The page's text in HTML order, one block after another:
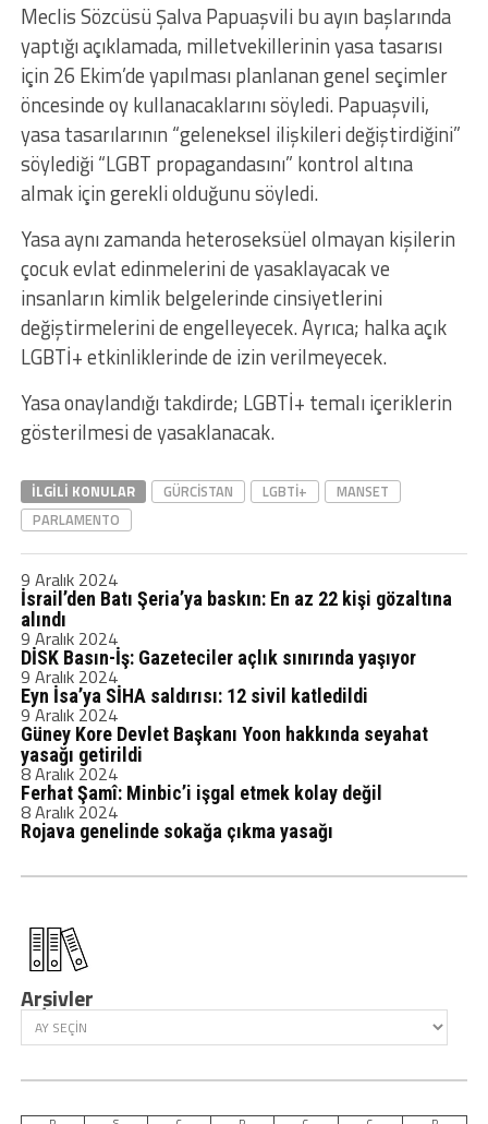
Meclis Sözcüsü Şalva Papuaşvili bu ayın başlarında
yaptığı açıklamada, milletvekillerinin yasa tasarısı
için 26 Ekim’de yapılması planlanan genel seçimler
öncesinde oy kullanacaklarını söyledi. Papuaşvili,
yasa tasarılarının “geleneksel ilişkileri değiştirdiğini”
söylediği “LGBT propagandasını” kontrol altına
almak için gerekli olduğunu söyledi.
Yasa aynı zamanda heteroseksüel olmayan kişilerin
çocuk evlat edinmelerini de yasaklayacak ve
insanların kimlik belgelerinde cinsiyetlerini
değiştirmelerini de engelleyecek. Ayrıca; halka açık
LGBTİ+ etkinliklerinde de izin verilmeyecek.
Yasa onaylandığı takdirde; LGBTİ+ temalı içeriklerin
gösterilmesi de yasaklanacak.
İLGILI KONULAR GÜRCISTAN LGBTİ+
MANSET
PARLAMENTO
9 Aralık 2024
İsrail’den Batı Şeria’ya baskın: En az 22 kişi gözaltına
alındı
9 Aralık 2024
DİSK Basın-İş: Gazeteciler açlık sınırında yaşıyor
9 Aralık 2024
Eyn İsa’ya SİHA saldırısı: 12 sivil katledildi
9 Aralık 2024
Güney Kore Devlet Başkanı Yoon hakkında seyahat
yasağı getirildi
8 Aralık 2024
Ferhat Şamî: Minbic’i işgal etmek kolay değil
8 Aralık 2024
Rojava genelinde sokağa çıkma yasağı
Arşivler